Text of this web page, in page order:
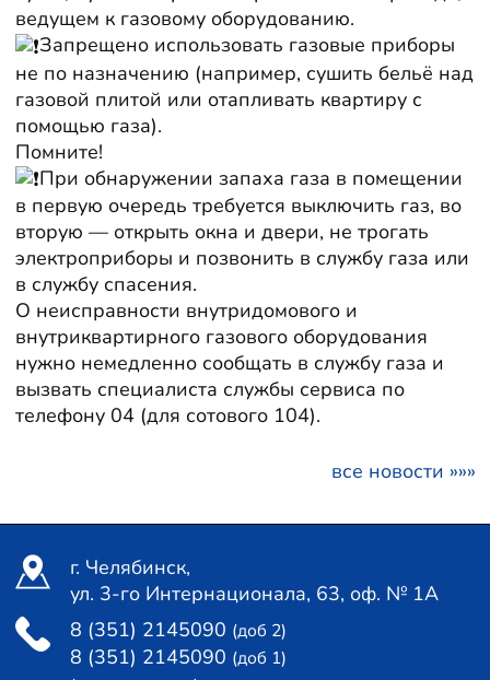
ведущем к газовому оборудованию.
Запрещено использовать газовые приборы
не по назначению (например, сушить бельё над
газовой плитой или отапливать квартиру с
помощью газа).
Помните!
При обнаружении запаха газа в помещении
в первую очередь требуется выключить газ, во
вторую — открыть окна и двери, не трогать
электроприборы и позвонить в службу газа или
в службу спасения.
О неисправности внутридомового и
внутриквартирного газового оборудования
нужно немедленно сообщать в службу газа и
вызвать специалиста службы сервиса по
телефону 04 (для сотового 104).
все новости »»»
г. Челябинск,
ул. 3-го Интернационала, 63, оф. № 1А
8 (351) 2145090 (доб 2)
8 (351) 2145090 (доб 1)